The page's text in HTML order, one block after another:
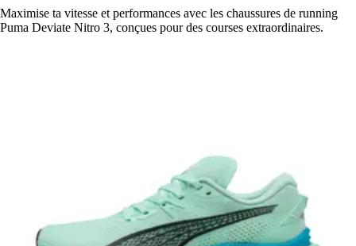
Maximise ta vitesse et performances avec les chaussures de running
Puma Deviate Nitro 3, conçues pour des courses extraordinaires.